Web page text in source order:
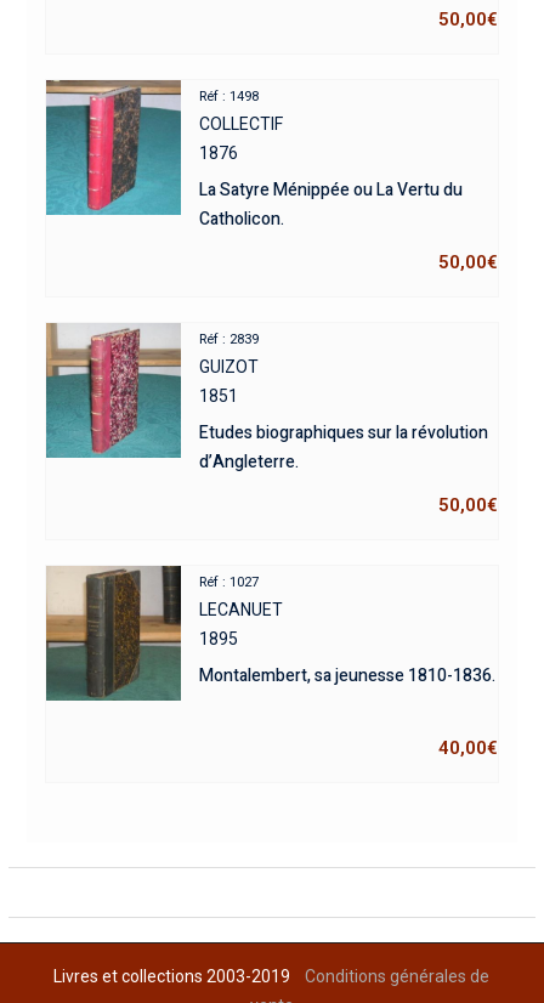
50,00€
Réf : 1498
COLLECTIF
1876
La Satyre Ménippée ou La Vertu du
Catholicon.
50,00€
Réf : 2839
GUIZOT
1851
Etudes biographiques sur la révolution
d’Angleterre.
50,00€
Réf : 1027
LECANUET
1895
Montalembert, sa jeunesse 1810-1836.
40,00€
Livres et collections 2003-2019Conditions générales de